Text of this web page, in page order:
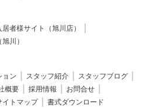
居者様サイト（旭川店）
川）
ョン スタッフ紹介
スタッフブログ
概要 採用情報
お問合せ
イトマップ 書式ダウンロード